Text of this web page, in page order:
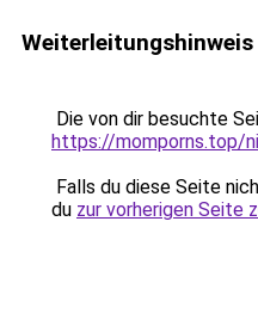
Weiterleitungshinweis
Die von dir besuchte
https://momporns.top/
Falls du diese Seite
du zur vorherigen Seite